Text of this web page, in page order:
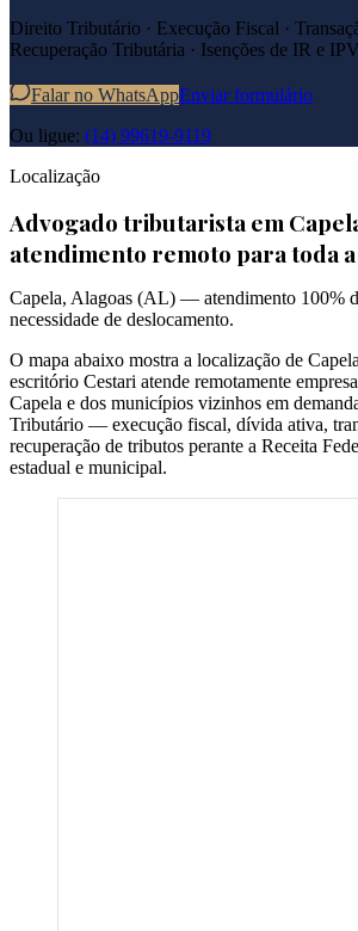
Direito Tributário · Execução Fiscal ·
Recuperação Tributária · Isenções de IR e
Falar no WhatsAppEnviar formulário
Ou ligue: (14) 99619-9119
Localização
Advogado tributarista em
atendimento remoto para toda
Capela, Alagoas (AL) — atendimento 100%
necessidade de deslocamento.
O mapa abaixo mostra a localização de Capela
escritório Cestari atende remotamente
Capela e dos municípios vizinhos em
Tributário — execução fiscal, dívida ativa,
recuperação de tributos perante a Receita
estadual e municipal.